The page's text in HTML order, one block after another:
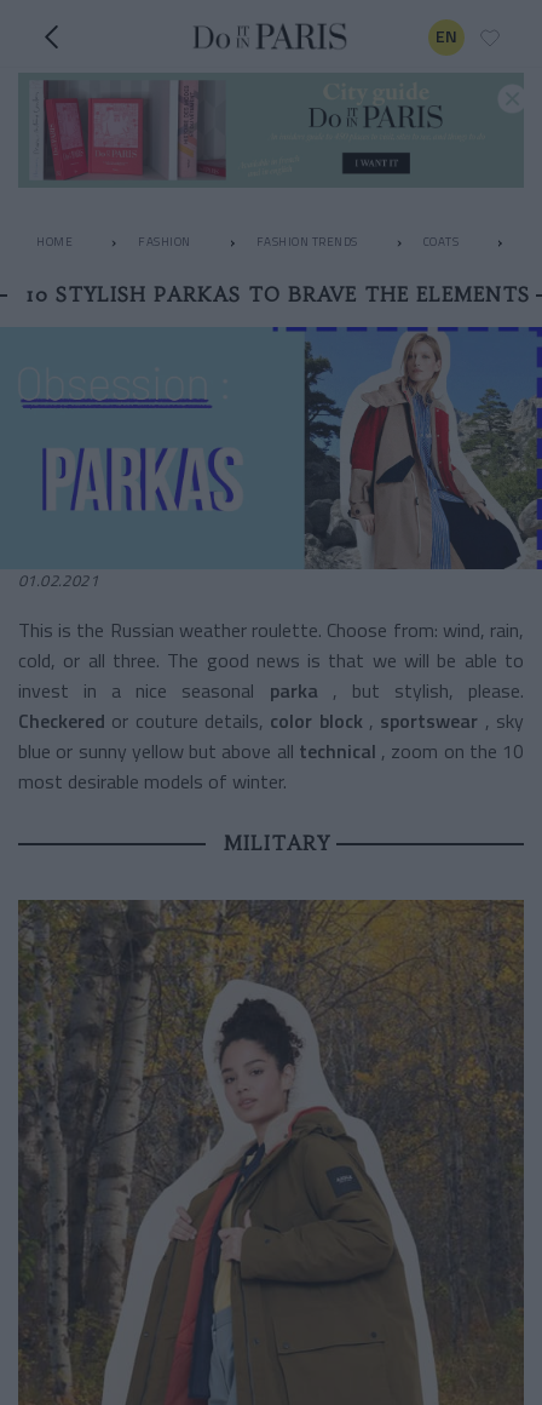
EN
HOME FASHION FASHION TRENDS COATS
10 STYLISH PARKAS TO BRAVE THE ELEMENTS
01.02.2021
This is the Russian weather roulette. Choose from: wind, rain,
cold, or all three. The good news is that we will be able to
invest in a nice seasonal parka , but stylish, please.
Checkered or couture details, color block , sportswear , sky
blue or sunny yellow but above all technical , zoom on the 10
most desirable models of winter.
MILITARY